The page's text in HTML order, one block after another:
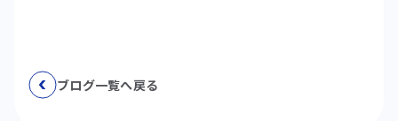
ブログ一覧へ戻る